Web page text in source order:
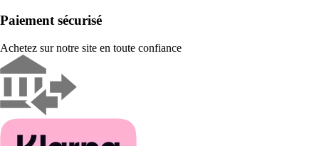
Paiement sécurisé
Achetez sur notre site en toute confiance